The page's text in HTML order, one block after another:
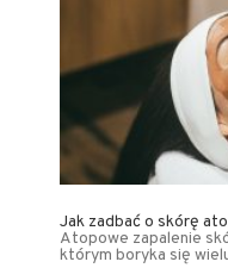
Jak zadbać o skórę
Atopowe zapalenie
którym boryka się